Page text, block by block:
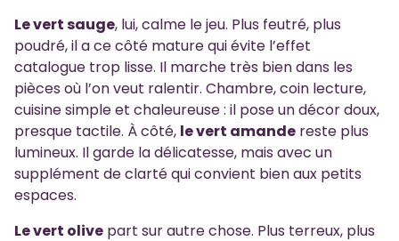
Le vert sauge, lui, calme le jeu. Plus feutré, plus
poudré, il a ce côté mature qui évite l’effet
catalogue trop lisse. Il marche très bien dans les
pièces où l’on veut ralentir. Chambre, coin lecture,
cuisine simple et chaleureuse : il pose un décor doux,
presque tactile. À côté, le vert amande reste plus
lumineux. Il garde la délicatesse, mais avec un
supplément de clarté qui convient bien aux petits
espaces.
Le vert olive part sur autre chose. Plus terreux, plus